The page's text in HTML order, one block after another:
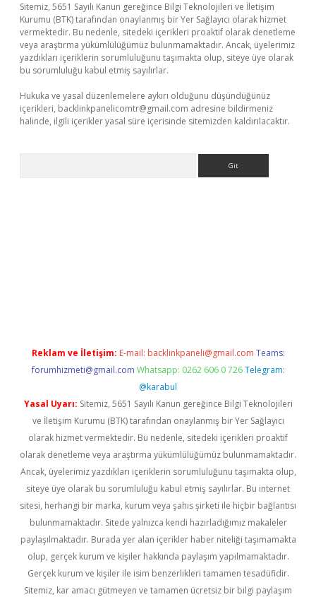
Sitemiz, 5651 Sayılı Kanun gereğince Bilgi Teknolojileri ve İletişim
Kurumu (BTK) tarafından onaylanmış bir Yer Sağlayıcı olarak hizmet
vermektedir. Bu nedenle, sitedeki içerikleri proaktif olarak denetleme
veya araştırma yükümlülüğümüz bulunmamaktadır. Ancak, üyelerimiz
yazdıkları içeriklerin sorumluluğunu taşımakta olup, siteye üye olarak
bu sorumluluğu kabul etmiş sayılırlar.
Hukuka ve yasal düzenlemelere aykırı olduğunu düşündüğünüz
içerikleri, backlinkpanelicomtr@gmail.com adresine bildirmeniz
halinde, ilgili içerikler yasal süre içerisinde sitemizden kaldırılacaktır.
Reklam ve İletişim: E-mail: backlinkpaneli@gmail.com Teams:
forumhizmeti@gmail.com Whatsapp: 0262 606 0 726 Telegram:
@karabul
Yasal Uyarı: Sitemiz, 5651 Sayılı Kanun gereğince Bilgi Teknolojileri
ve İletişim Kurumu (BTK) tarafından onaylanmış bir Yer Sağlayıcı
olarak hizmet vermektedir. Bu nedenle, sitedeki içerikleri proaktif
olarak denetleme veya araştırma yükümlülüğümüz bulunmamaktadır.
Ancak, üyelerimiz yazdıkları içeriklerin sorumluluğunu taşımakta olup,
siteye üye olarak bu sorumluluğu kabul etmiş sayılırlar. Bu internet
sitesi, herhangi bir marka, kurum veya şahıs şirketi ile hiçbir bağlantısı
bulunmamaktadır. Sitede yalnızca kendi hazırladığımız makaleler
paylaşılmaktadır. Burada yer alan içerikler haber niteliği taşımamakta
olup, gerçek kurum ve kişiler hakkında paylaşım yapılmamaktadır.
Gerçek kurum ve kişiler ile isim benzerlikleri tamamen tesadüfidir.
Sitemiz, kar amacı gütmeyen ve tamamen ücretsiz bir bilgi paylaşım